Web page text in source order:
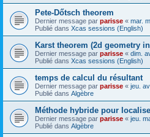
Pete-Dőtsch theorem
Dernier message par parisse « mar.
Publié dans Xcas sessions (English)
Karst theorem (2d geometry
Dernier message par parisse « dim.
Publié dans Xcas sessions (English)
temps de calcul du résultant
Dernier message par parisse « jeu.
Publié dans Algèbre
Méthode hybride pour
Dernier message par parisse « jeu.
Publié dans Algèbre